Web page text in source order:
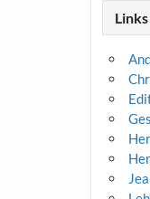
Links